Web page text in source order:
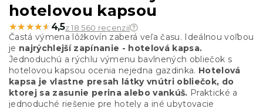
hotelovou kapsou
★★★★★
★★★★★ 4,5z 18 560 recenzií
Častá výmena lôžkovín zaberá veľa času. Ideálnou voľbou
je najrýchlejší zapínanie - hotelová kapsa.
Jednoduchú a rýchlu výmenu bavlnených obliečok s
hotelovou kapsou ocenia nejedna gazdinka. Hotelová
kapsa je vlastne presah látky vnútri obliečok, do
ktorej sa zasunie perina alebo vankúš. Praktické a
jednoduché riešenie pre hotely a iné ubytovacie